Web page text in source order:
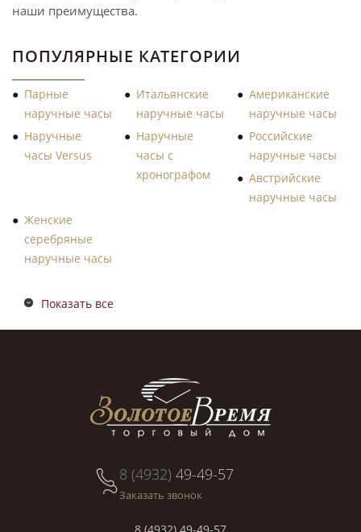
наши преимущества.
ПОПУЛЯРНЫЕ КАТЕГОРИИ
Парные
наручные часы
Итальянские
наручные часы
Американские
наручные часы
Наручные
часы Versus
Наручные
часы с
хронографом
Российские
наручные часы
Австрийские
наручные часы
Женские
серебряные
наручные часы
Показать все
8 (4932) 49-49-57
Заказать звонок